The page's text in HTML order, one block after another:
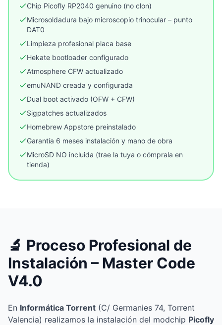
Chip Picofly RP2040 genuino (no clon)
Microsoldadura bajo microscopio trinocular – punto
DAT0
Limpieza profesional placa base
Hekate bootloader configurado
Atmosphere CFW actualizado
emuNAND creada y configurada
Dual boot activado (OFW + CFW)
Sigpatches actualizados
Homebrew Appstore preinstalado
Garantía 6 meses instalación y mano de obra
MicroSD NO incluida (trae la tuya o cómprala en
tienda)
🔬 Proceso Profesional de
Instalación – Master Code
V4.0
En Informática Torrent (C/ Germanies 74, Torrent
Valencia) realizamos la instalación del modchip Picofly